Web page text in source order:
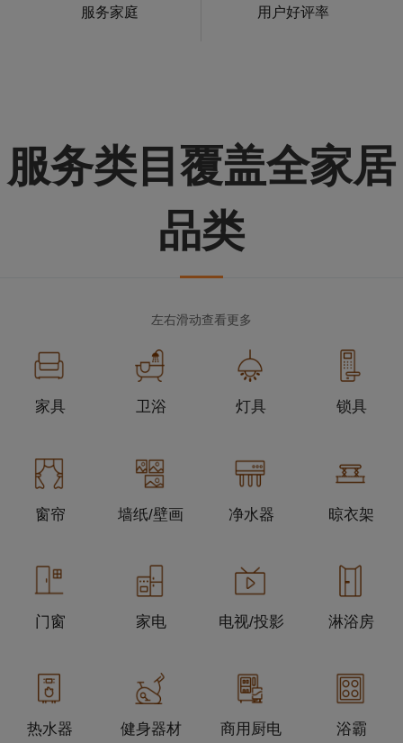
服务家庭 用户好评率
服务类目覆盖全家居
品类
左右滑动查看更多
家具 卫浴 灯具 锁具
窗帘 墙纸/壁画 净水器 晾衣架
门窗 家电 电视/投影 淋浴房
热水器 健身器材 商用厨电 浴霸